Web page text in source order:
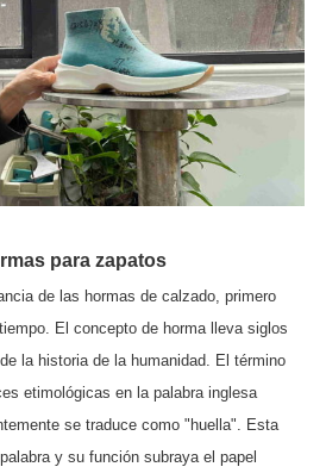
para zapatos
de las hormas de calzado, primero
El concepto de horma lleva siglos
la historia de la humanidad. El término
etimológicas en la palabra inglesa
se traduce como "huella". Esta
y su función subraya el papel